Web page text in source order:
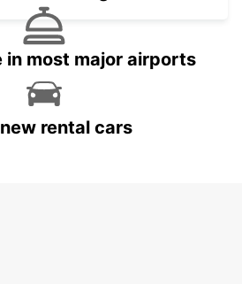
most major airports
rental cars